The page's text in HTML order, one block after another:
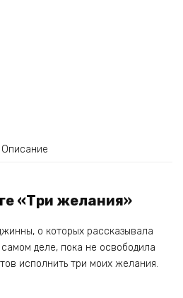
Описание
«Три желания»
о которых рассказывала
деле, пока не освободила
исполнить три моих желания.